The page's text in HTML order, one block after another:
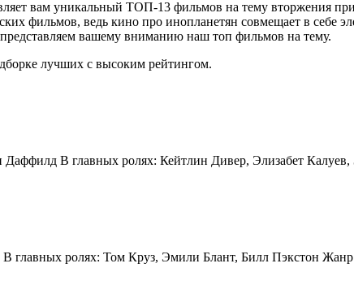
вам уникальный ТОП-13 фильмов на тему вторжения
фильмов, ведь кино про инопланетян совмещает в себе
вашему вниманию наш топ фильмов на тему.
лучших с высоким рейтингом.
Даффилд В главных ролях: Кейтлин Дивер, Элизабет
главных ролях: Том Круз, Эмили Блант, Билл Пэкстон